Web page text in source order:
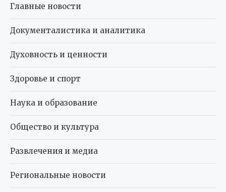
Главные новости
Документалистика и аналитика
Духовность и ценности
Здоровье и спорт
Наука и образование
Общество и культура
Развлечения и медиа
Региональные новости